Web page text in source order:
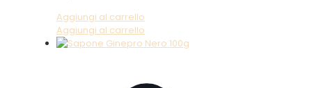
Aggiungi al carrello
Aggiungi al carrello